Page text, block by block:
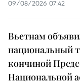
09/08/2026 07:42
Вьетнам
национальный
кончиной
Национальной